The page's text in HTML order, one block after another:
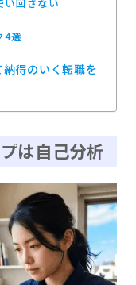
4選
得のいく転職を
は自己分析